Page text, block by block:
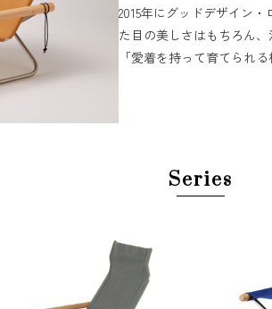
2015年に​グッドデザイン
た​目の​美しさは​もちろん
「愛着を​持って育てられ
Series